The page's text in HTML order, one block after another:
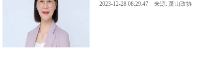
2023-12-28 08:29:47 来源: 萧山政协